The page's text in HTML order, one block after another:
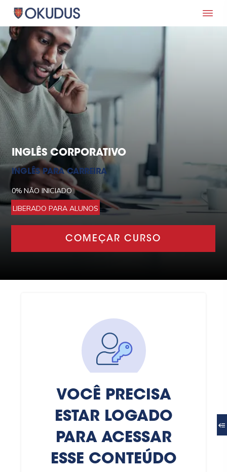
INGLÊS CORPORATIVO
INGLÊS PARA CARREIRA
0% NÃO INICIADO
LIBERADO PARA ALUNOS
COMEÇAR CURSO
VOCÊ PRECISA
ESTAR LOGADO
PARA ACESSAR
ESSE CONTEÚDO